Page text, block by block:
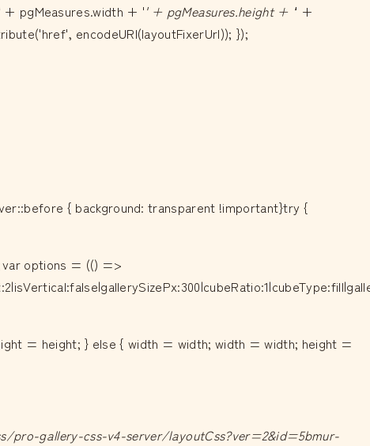
+ pgMeasures.width + '' + pgMeasures.height + '' +
encodeURI(layoutFixerUrl)); });
{ background: transparent !important}try {
var options = (() =>
= height; } else { width = width; width = width; height =
pro-gallery-css-v4-server/layoutCss?ver=2&id=5bmur-